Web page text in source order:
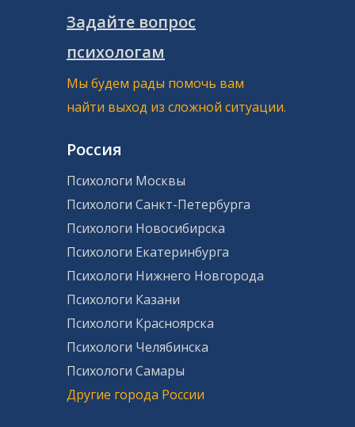
Задайте вопрос
психологам
Мы будем рады помочь вам
найти выход из сложной ситуации.
Россия
Психологи Москвы
Психологи Санкт-Петербурга
Психологи Новосибирска
Психологи Екатеринбурга
Психологи Нижнего Новгорода
Психологи Казани
Психологи Красноярска
Психологи Челябинска
Психологи Самары
Другие города России